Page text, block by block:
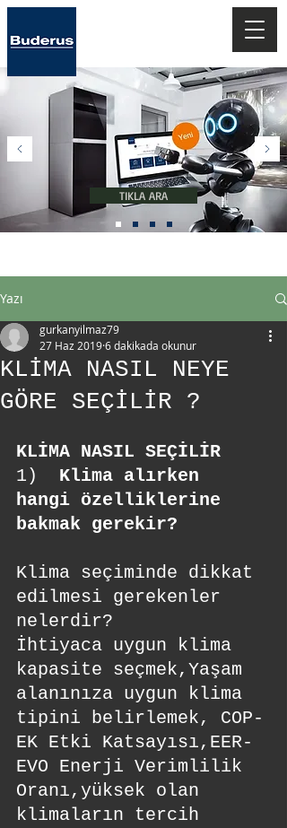
TIKLA ARA
Yazı
KLİMA NASIL NEYE
GÖRE SEÇİLİR ?
gurkanyilmaz79
27 Haz 20196 dakikada okunur
KLİMA NASIL SEÇİLİR
1) Klima alırken
hangi özelliklerine
bakmak gerekir?
Klima seçiminde dikkat
edilmesi gerekenler
nelerdir?
İhtiyaca uygun klima
kapasite seçmek,Yaşam
alanınıza uygun klima
tipini belirlemek, COP-
EK Etki Katsayısı,EER-
EVO Enerji Verimlilik
Oranı,yüksek olan
klimaların tercih